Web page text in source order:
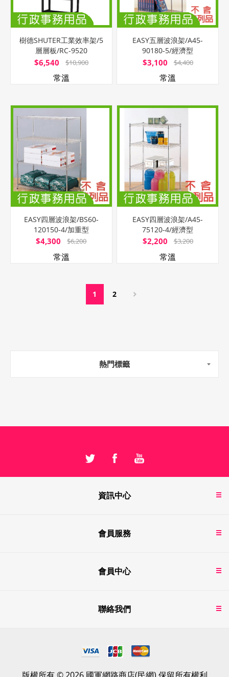
樹德SHUTER工業效率架/5
層層板/RC-9520
$6,540 $10,900
常溫
EASY五層波浪架/A45-
90180-5/經濟型
$3,100 $4,400
常溫
EASY四層波浪架/BS60-
120150-4/加重型
$4,300 $6,200
常溫
EASY四層波浪架/A45-
75120-4/經濟型
$2,200 $3,200
常溫
1 2
熱門標籤
資訊中心
會員服務
會員中心
聯絡我們